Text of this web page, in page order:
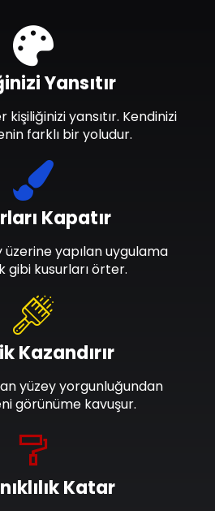
Katar
Kazandırır
yüzey yorgunluğundan
görünüme kavuşur.
Kapatır
üzerine yapılan uygulama
gibi kusurları örter.
Yansıtır
yansıtır. Kendinizi
farklı bir yoludur.